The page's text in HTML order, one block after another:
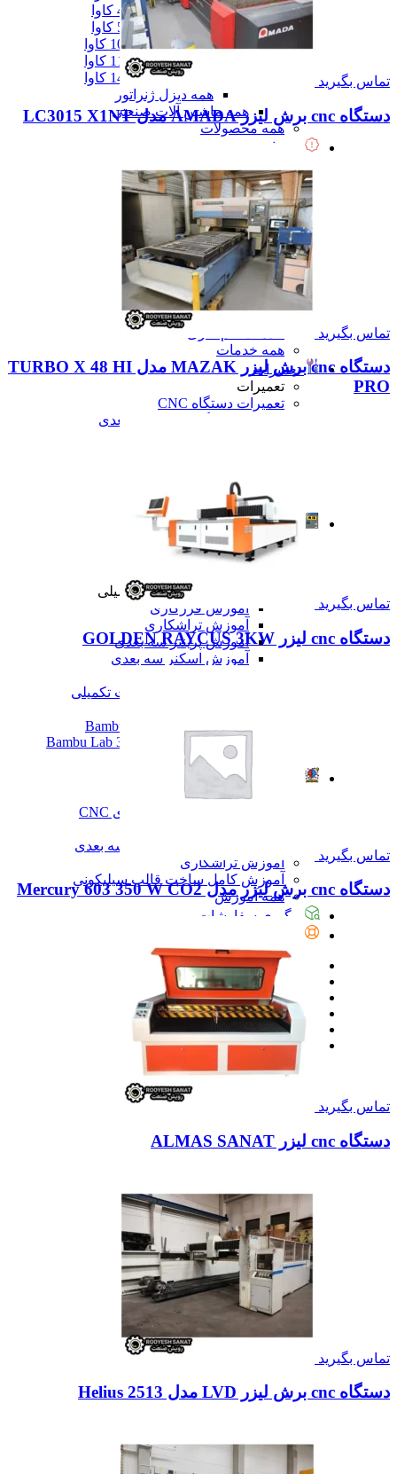
دیزل ژنزاتور 400 کاوا
دیزل ژنزاتور 550 کاوا
دیزل ژنزاتور 1000 کاوا
دیزل ژنزاتور 1100 کاوا
دیزل ژنزاتور 1400 کاوا
همه دیزل ژنراتور
همه ماشین آلات صنعتی
همه محصولات
خدمات
خدمات CNC
خدمات پرینت سه بعدی
خدمات برش لیزر
خدمات تراشکاری
خدمات طراحی قالب
خدمات اسکن 3 بعدی
خدمات تزریق پلاستیک
خدمات فرزکاری
خدمات واترجت
همه خدمات
تعمیرات
تعمیرات
تعمیرات دستگاه CNC
تعمیرات دستگاه اسکن سه بعدی
تعمیرات دستگاه فرزکاری
همه تعمیرات
مقالات
مقالات
مقایسه دستگاه های صنعتی
آموزش و اطلاعات تکمیلی
آموزش فرزکاری
آموزش تراشکاری
آموزش پرینتر سه بعدی
آموزش اسکنر سه بعدی
همه آموزش و اطلاعات تکمیلی
Bambu Lab 3D Printer Official Distributor
همه مقالات
آموزش
آموزش جامع ساخت پرینتر سه بعدی
آموزش تراشکاری
آموزش کامل ساخت قالب سیلیکونی
همه آموزش
پیگیری سفارشات
تماس بگیرید
دستگاه cnc برش لیزر AMADA مدل LC3015 X1NT
تماس بگیرید
دستگاه cnc برش لیزر MAZAK مدل TURBO X 48 HI
PRO
تماس بگیرید
دستگاه cnc لیزر GOLDEN RAYCUS 3KW
تماس بگیرید
دستگاه cnc برش لیزر مدل Mercury 603 350 W CO2
تماس بگیرید
دستگاه cnc لیزر ALMAS SANAT
تماس بگیرید
دستگاه cnc برش لیزر LVD مدل Helius 2513